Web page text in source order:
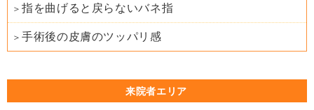
指を曲げると戻らないバネ指
手術後の皮膚のツッパリ感
来院者エリア